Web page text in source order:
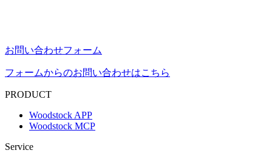
お問い合わせフォーム
フォームからのお問い合わせはこちら
PRODUCT
Woodstock APP
Woodstock MCP
Service